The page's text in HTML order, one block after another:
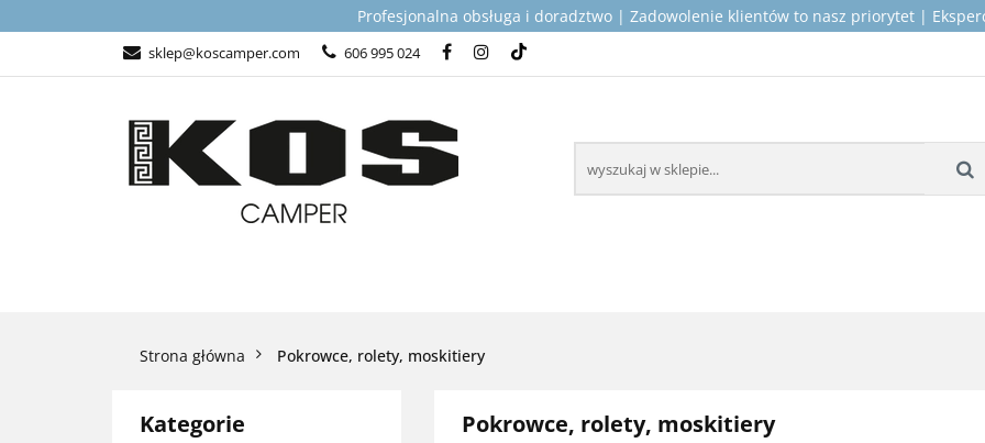
Profesjonalna obsługa i doradztwo | Zadowolenie klientów to nasz priorytet |
sklep@koscamper.com 606 995 024
KATEGORIE TOP PRODUKTY DLA KAMPERÓW MONTAŻ I SERWIS
Strona główna Pokrowce, rolety, moskitiery
Kategorie Pokrowce, rolety, moskitiery